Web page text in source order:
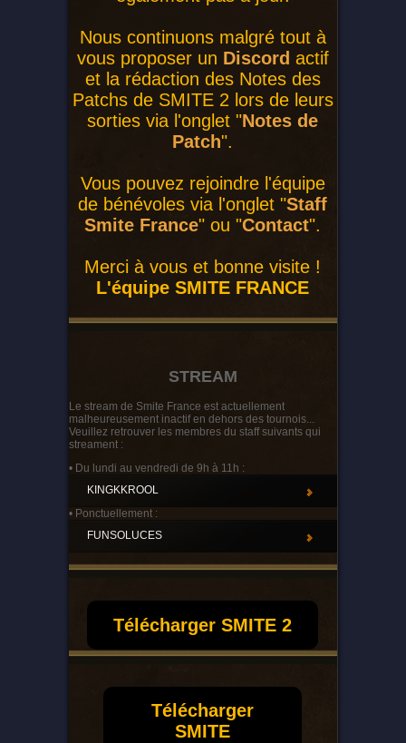
Nous continuons malgré tout à
vous proposer un Discord actif
et la rédaction des Notes des
Patchs de SMITE 2 lors de leurs
sorties via l'onglet "Notes de
Patch".
Vous pouvez rejoindre l'équipe
de bénévoles via l'onglet "Staff
Smite France" ou "Contact".
Merci à vous et bonne visite !
L'équipe SMITE FRANCE
STREAM
Le stream de Smite France est actuellement
malheureusement inactif en dehors des tournois...
Veuillez retrouver les membres du staff suivants qui
streament :
• Du lundi au vendredi de 9h à 11h :
KINGKKROOL
• Ponctuellement :
FUNSOLUCES
Télécharger SMITE 2
Télécharger
SMITE